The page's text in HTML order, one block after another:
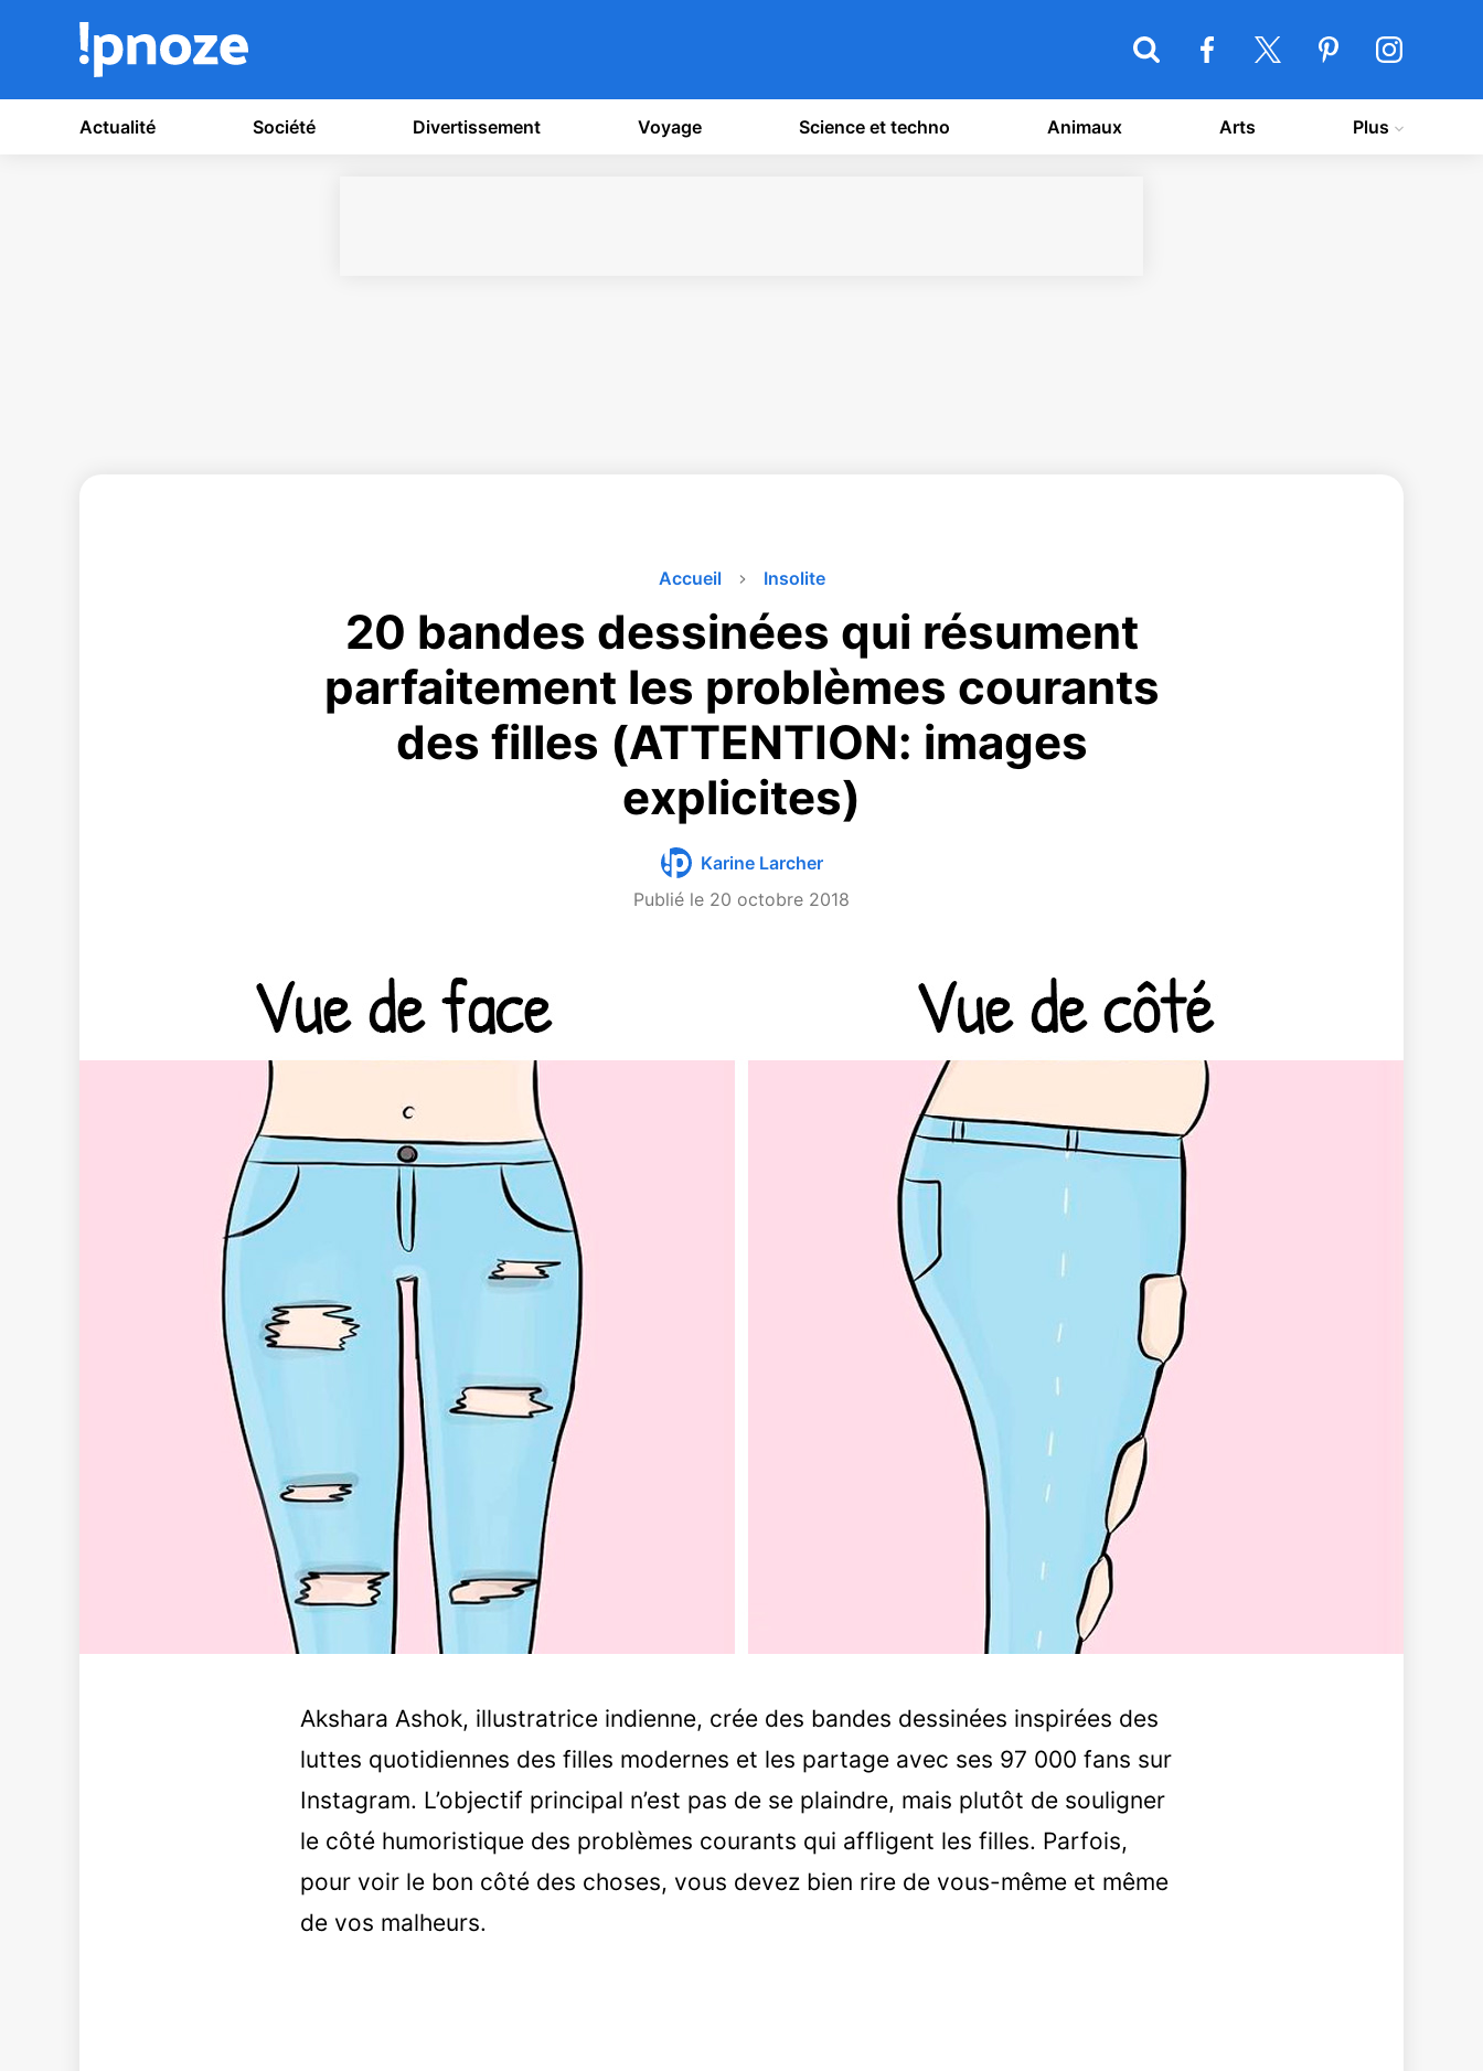
Actualité Société Divertissement Voyage Science et techno Animaux Arts Plus
Accueil Insolite
20 bandes dessinées qui résument
parfaitement les problèmes courants
des filles (ATTENTION: images
explicites)
Karine Larcher
Publié le 20 octobre 2018
Akshara Ashok, illustratrice indienne, crée des bandes dessinées inspirées des
luttes quotidiennes des filles modernes et les partage avec ses 97 000 fans sur
Instagram. L’objectif principal n’est pas de se plaindre, mais plutôt de souligner
le côté humoristique des problèmes courants qui affligent les filles. Parfois,
pour voir le bon côté des choses, vous devez bien rire de vous-même et même
de vos malheurs.